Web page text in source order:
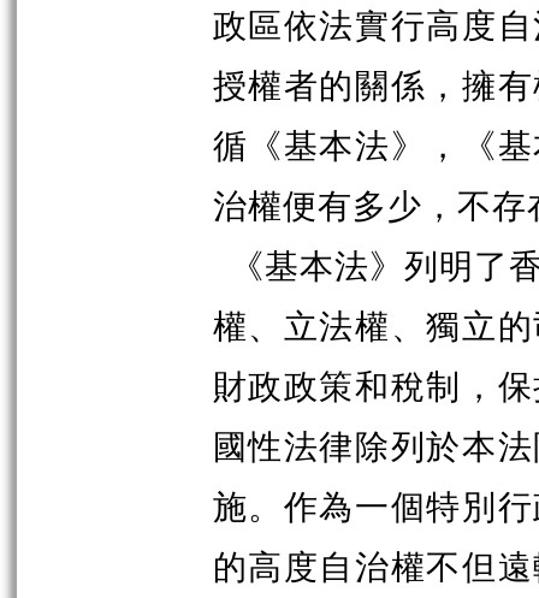
政區依法實行高度
授權者的關係，擁
循《基本法》，《
治權便有多少，不
《基本法》列明了
權、立法權、獨立
財政政策和稅制，
國性法律除列於本
施。作為一個特別
的高度自治權不但